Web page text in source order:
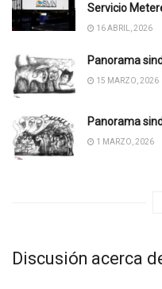
Servicio
16 ABRIL, 2026
Panorama
15 MARZO, 2026
Panorama
1 MARZO, 2026
Discusión acerca